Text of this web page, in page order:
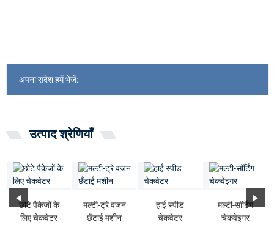
अपना संदेश हमें भेजें:
उत्पाद श्रेणियाँ
छोटे पैकेजों के
लिए चेकवेटर
मल्टी-ट्रे वजन
छँटाई मशीन
हाई स्पीड
चेकवेटर
मल्टी-सॉर्टिंग
चेकवेइगर